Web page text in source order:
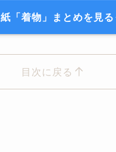
「着物」まとめを見る
目次に戻る